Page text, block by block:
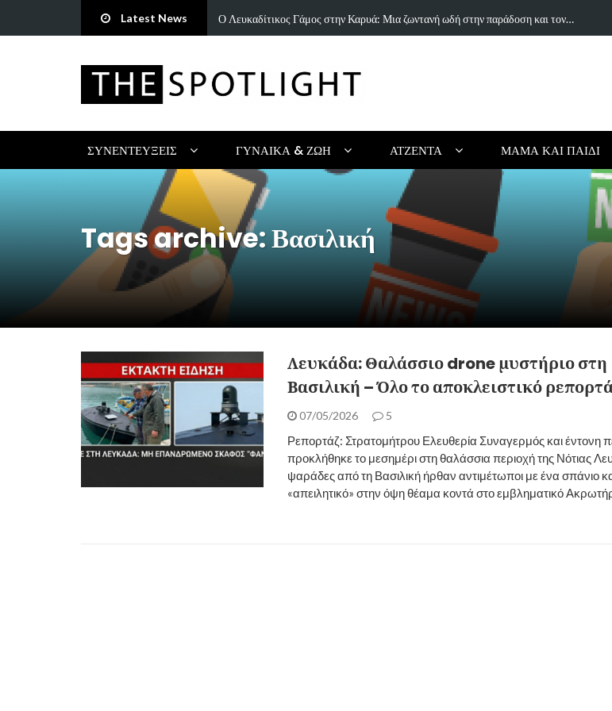
Latest News
ωδή στην παράδοση και τον… «Άννα Είσαι Καλά;»: Το νέο τραγούδι του Δημήτρη Πανανάκη που σπάει τη…
ΣΥΝΕΝΤΕΎΞΕΙΣ ΓΥΝΑΊΚΑ & ΖΩΉ ΑΤΖΈΝΤΑ ΜΑΜΆ ΚΑΙ ΠΑΙΔΊ
Tags archive: Βασιλική
Λευκάδα: Θαλάσσιο drone μυστήριο στη
Βασιλική – Όλο το αποκλειστικό
07/05/2026 5
Ρεπορτάζ: Στρατομήτρου Ελευθερία Συναγερμός και έντονη
προκλήθηκε το μεσημέρι στη θαλάσσια περιοχή της Νότιας
ψαράδες από τη Βασιλική ήρθαν αντιμέτωποι με ένα σπάνιο
«απειλητικό» στην όψη θέαμα κοντά στο εμβληματικό